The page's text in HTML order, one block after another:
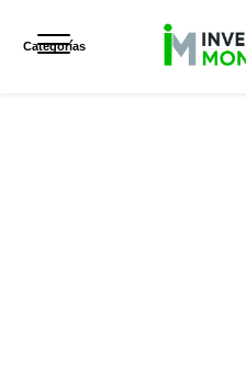
Categorías
Inicio Inicio SILLA